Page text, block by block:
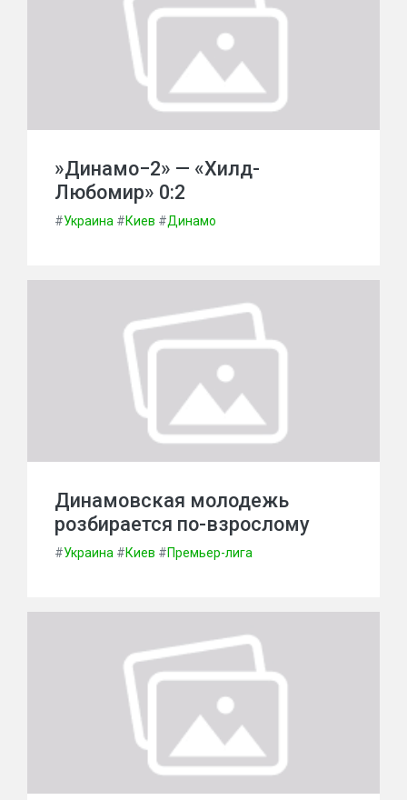
»Динамо−2» — «Хилд-
Любомир» 0:2
#Украина #Киев #Динамо
Динамовская молодежь
розбирается по-взрослому
#Украина #Киев #Премьер-лига